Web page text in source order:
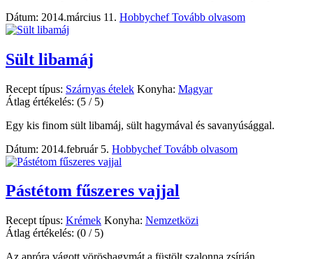
Dátum: 2014.március 11. HobbychefTovább olvasom
Sült libamáj
Recept típus: Szárnyas ételek Konyha: Magyar
Átlag értékelés: (5 / 5)
Egy kis finom sült libamáj, sült hagymával és savanyúsággal.
Dátum: 2014.február 5. HobbychefTovább olvasom
Pástétom fűszeres vajjal
Recept típus: Krémek Konyha: Nemzetközi
Átlag értékelés: (0 / 5)